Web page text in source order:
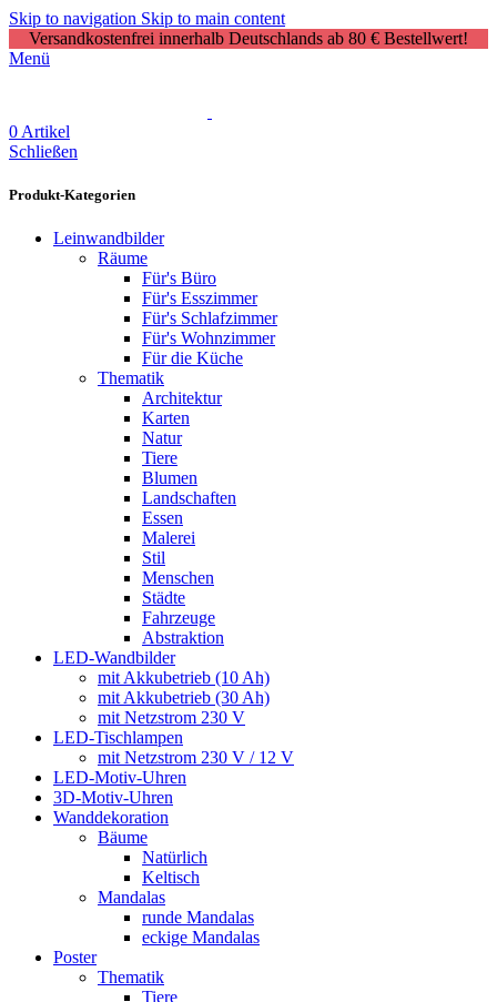
Skip to navigation Skip to main content
Versandkostenfrei innerhalb Deutschlands ab 80 € Bestellwert!
Menü
0 Artikel
Schließen
Produkt-Kategorien
Leinwandbilder
Räume
Für's Büro
Für's Esszimmer
Für's Schlafzimmer
Für's Wohnzimmer
Für die Küche
Thematik
Architektur
Karten
Natur
Tiere
Blumen
Landschaften
Essen
Malerei
Stil
Menschen
Städte
Fahrzeuge
Abstraktion
LED-Wandbilder
mit Akkubetrieb (10 Ah)
mit Akkubetrieb (30 Ah)
mit Netzstrom 230 V
LED-Tischlampen
mit Netzstrom 230 V / 12 V
LED-Motiv-Uhren
3D-Motiv-Uhren
Wanddekoration
Bäume
Natürlich
Keltisch
Mandalas
runde Mandalas
eckige Mandalas
Poster
Thematik
Tiere